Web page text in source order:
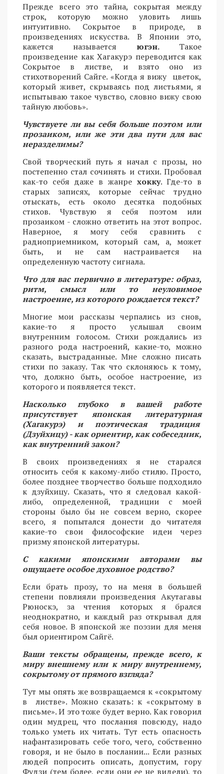
Прежде всего это тайна, сокрытая между
строк, которую можно уловить лишь
интуитивно. Сокрытое в природе, в
произведениях искусства. В Японии это,
кажется называется югэн.Такое
произведение как Хагакурэ переводится как
Сокрытое в листве, и взято оно из
стихотворений Сайге. «Когда я вижу цветок,
который живет, скрываясь под листьями, я
испытываю такое чувство, словно вижу свою
тайную любовь».
Чувствуете ли вы себя больше поэтом или
прозаиком, или же эти два пути для вас
неразделимы?
Свой творческий путь я начал с прозы, но
постепенно стал сочинять и стихи. Пробовал
как-то себя даже в жанре хокку. Где-то в
старых записях, которые сейчас трудно
отыскать, есть около десятка подобных
стихов. Чувствую я себя поэтом или
прозаиком - сложно ответить на этот вопрос.
Наверное, я могу себя сравнить с
радиоприемником, который сам, а, может
быть, и не сам настраивается на
определенную частоту сигнала.
Что для вас первично в литературе: образ,
ритм, смысл или то неуловимое
настроение, из которого рождается текст?
Многие мои рассказы черпались из снов,
какие-то я просто услышал своим
внутренним голосом. Стихи рождались из
разного рода настроений, какие-то, можно
сказать, выстраданные. Мне сложно писать
стихи по заказу. Так что склоняюсь к тому,
что, должно быть, особое настроение, из
которого и появляется текст.
Насколько глубоко в вашей работе
присутствует японская литературная
(Хагакурэ) и поэтическая традиция
(Дзуйхицу) - как ориентир, как собеседник,
как внутренний закон?
В своих произведениях я не старался
относить себя к какому-либо стилю. Просто,
более позднее творчество больше подходило
к дзуйхицу. Сказать, что я следовал какой-
либо, определенной, традиции с моей
стороны было бы не совсем верно, скорее
всего, я попытался донести до читателя
какие-то свои философские идеи через
призму японской литературы.
С какими японскими авторами вы
ощущаете особое духовное родство?
Если брать прозу, то на меня в большей
степени повлияли произведения Акутагавы
Рюноскэ, за чтения которых я брался
неоднократно, и каждый раз открывал для
себя новое. В японской же поэзии для меня
был ориентиром Сайгё.
Ваши тексты обращены, прежде всего, к
миру внешнему или к миру внутреннему,
сокрытому от прямого взгляда?
Тут мы опять же возвращаемся к «сокрытому
в листве». Можно сказать: к «сокрытому в
письме». И это тоже будет верно. Как говорил
один мудрец, что послания повсюду, надо
только уметь их читать. Тут есть опасность
нафантазировать себе того, чего, собственно
говоря, и не было в послании... Если разных
людей попросить описать, допустим, гору
Фудзи (тем более, если они ее не видели), то